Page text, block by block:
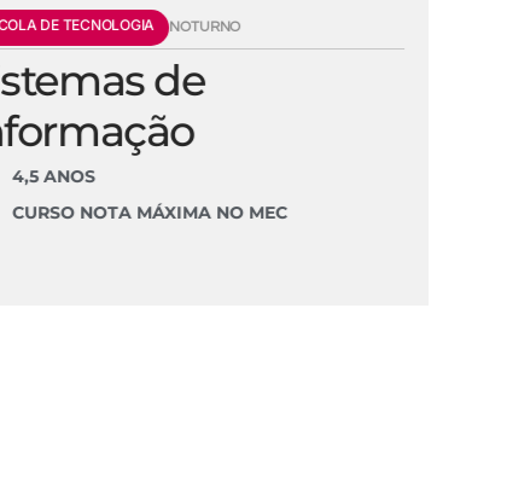
DE TECNOLOGIA NOTURNO
de
ANOS
CURSO NOTA MÁXIMA NO MEC